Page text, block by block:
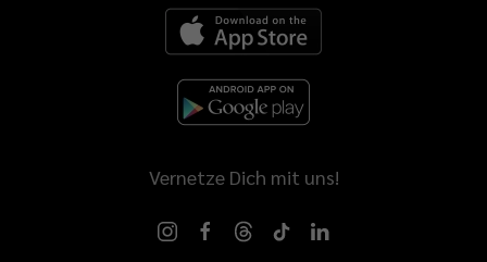
Vernetze Dich mit uns!